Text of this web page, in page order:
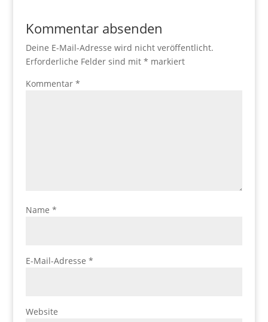
Kommentar absenden
Deine E-Mail-Adresse wird nicht veröffentlicht.
Erforderliche Felder sind mit * markiert
Kommentar *
Name *
E-Mail-Adresse *
Website